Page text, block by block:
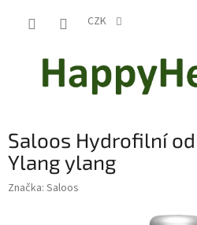
CZK
Saloos Hydrofilní
Ylang ylang
Značka: Saloos